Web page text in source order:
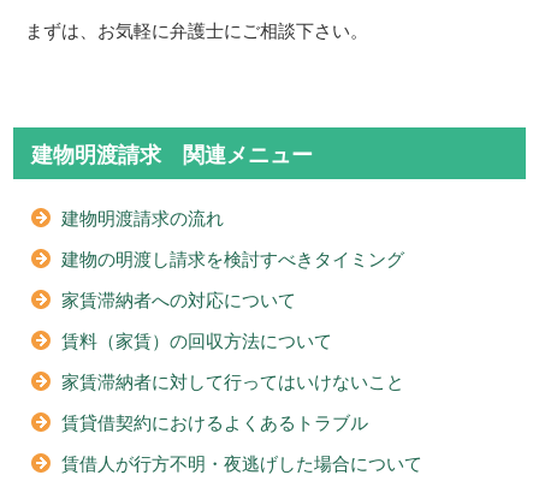
まずは、お気軽に弁護士にご相談下さい。
建物明渡請求 関連メニュー
建物明渡請求の流れ
建物の明渡し請求を検討すべきタイミング
家賃滞納者への対応について
賃料（家賃）の回収方法について
家賃滞納者に対して行ってはいけないこと
賃貸借契約におけるよくあるトラブル
賃借人が行方不明・夜逃げした場合について